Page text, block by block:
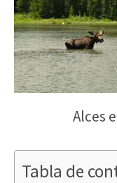
Alces
Tabla de